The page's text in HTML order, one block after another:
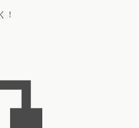
！